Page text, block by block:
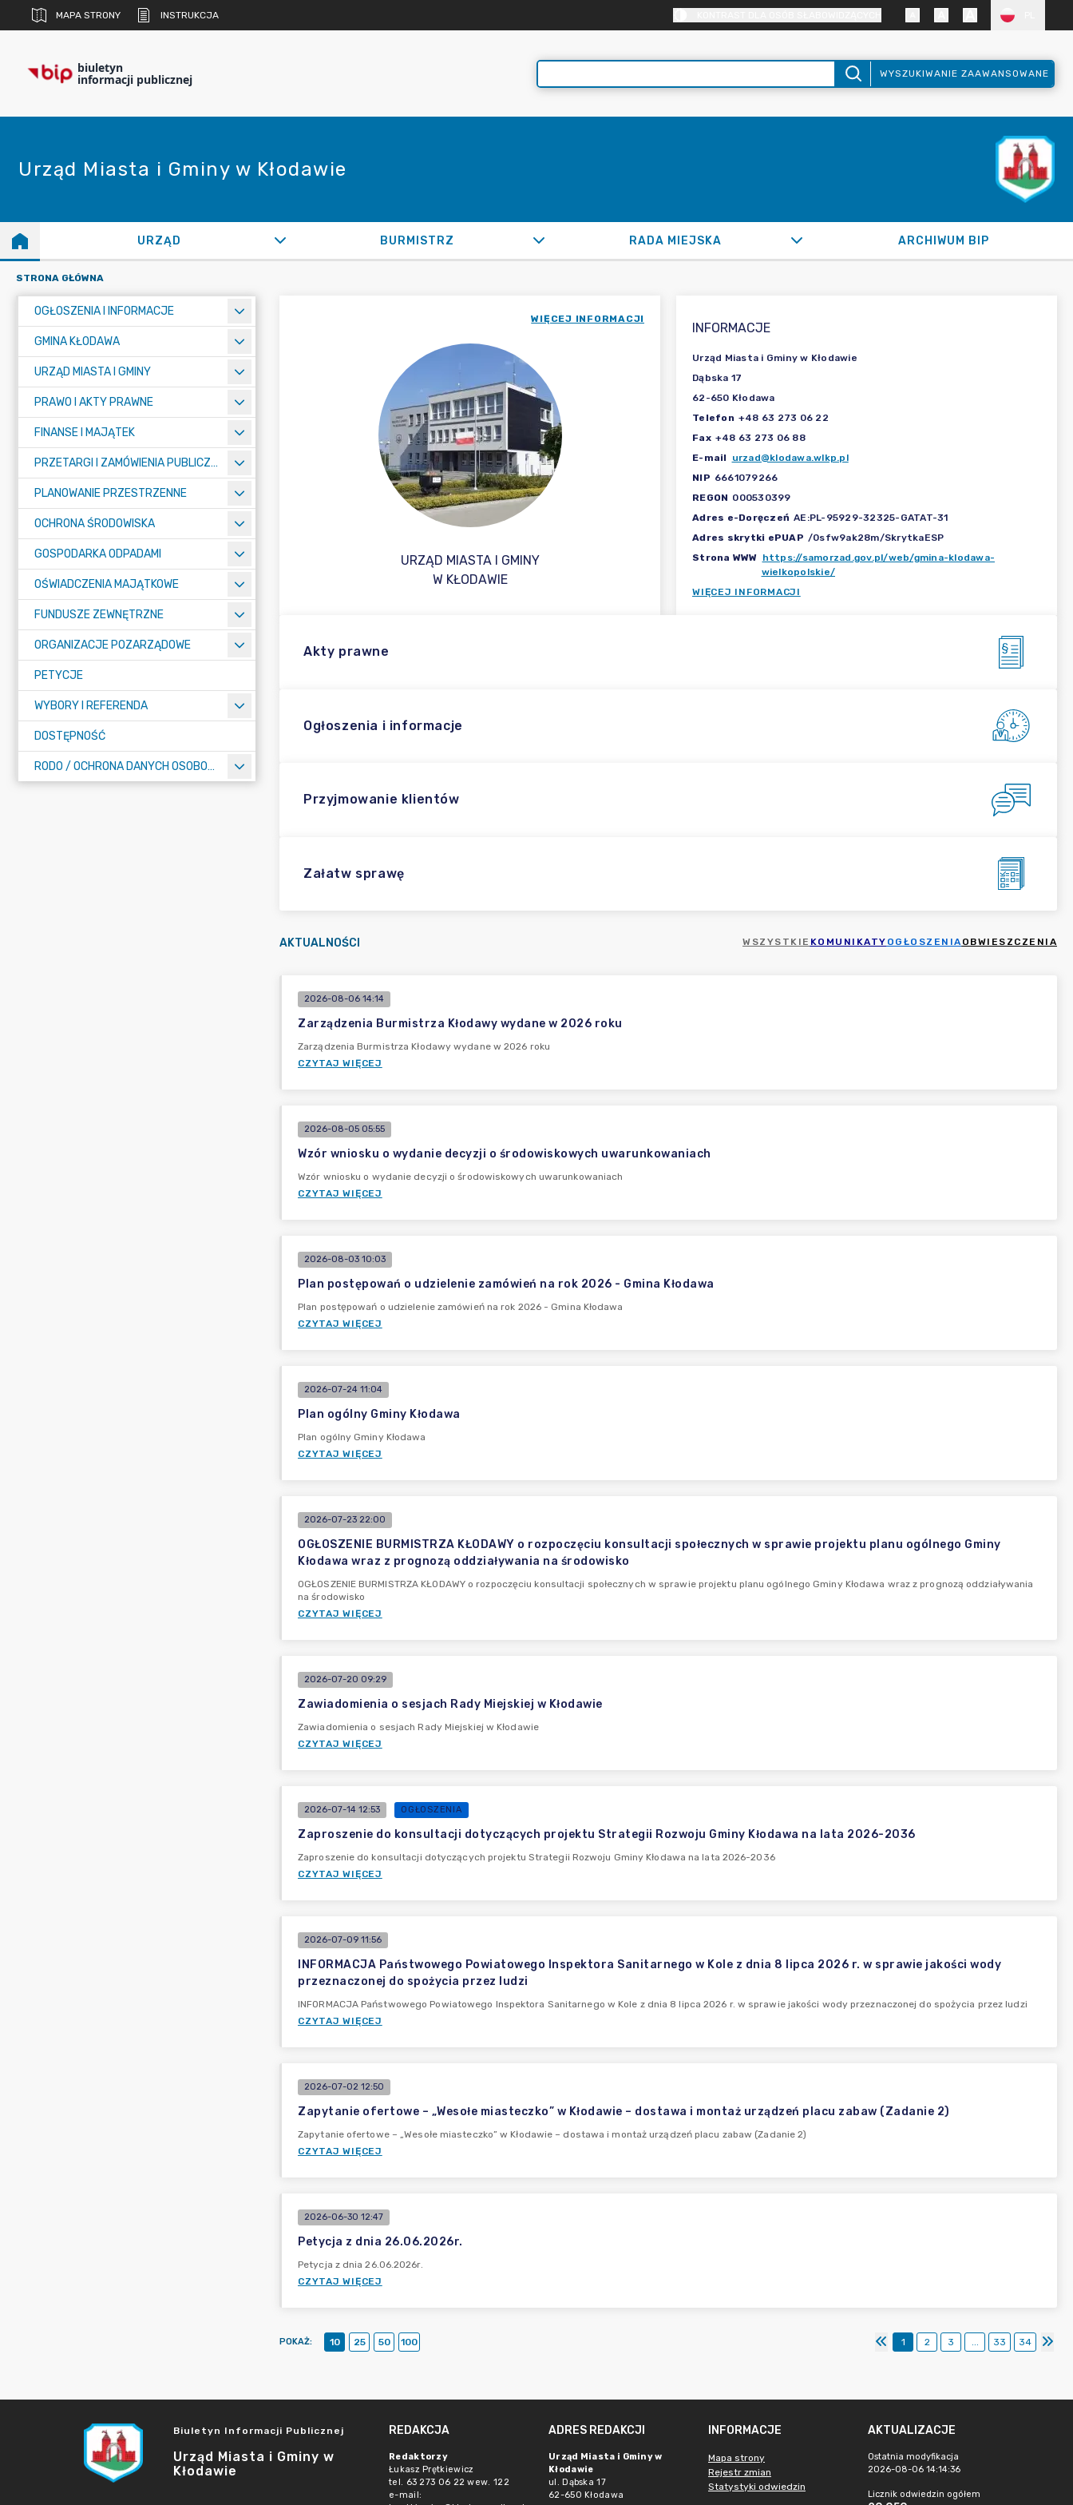
MAPA STRONY INSTRUKCJA
biuletyn
informacji publicznej WYSZUKIWANIE ZAAWANSOWANE
Urząd Miasta i Gminy w Kłodawie
URZĄD BURMISTRZ RADA MIEJSKA ARCHIWUM BIP
STRONA GŁÓWNA
OGŁOSZENIA I INFORMACJE
GMINA KŁODAWA
URZĄD MIASTA I GMINY
PRAWO I AKTY PRAWNE
FINANSE I MAJĄTEK
PRZETARGI I ZAMÓWIENIA PUBLICZNE
PLANOWANIE PRZESTRZENNE
OCHRONA ŚRODOWISKA
GOSPODARKA ODPADAMI
OŚWIADCZENIA MAJĄTKOWE
FUNDUSZE ZEWNĘTRZNE
ORGANIZACJE POZARZĄDOWE
PETYCJE
WYBORY I REFERENDA
DOSTĘPNOŚĆ
RODO / OCHRONA DANYCH OSOBOWYCH
URZĄD MIASTA I GMINY
WIĘCEJ INFORMACJI
W KŁODAWIE
INFORMACJE
Urząd Miasta i Gminy w Kłodawie
Dąbska 17
62-650 Kłodawa
Telefon +48 63 273 06 22
Fax +48 63 273 06 88
E-mail
urzad@klodawa.wlkp.pl
NIP 6661079266
REGON 000530399
Adres e-Doręczeń AE:PL-95929-32325-GATAT-31
Adres skrytki ePUAP /0sfw9ak28m/SkrytkaESP
Strona WWW https://samorzad.gov.pl/web/gmina-klodawa-
wielkopolskie/
WIĘCEJ INFORMACJI
Akty prawne
Ogłoszenia i informacje
Przyjmowanie klientów
Załatw sprawę
AKTUALNOŚCI WSZYSTKIE KOMUNIKATY OGŁOSZENIA OBWIESZCZENIA
2026-08-06 14:14
Zarządzenia Burmistrza Kłodawy wydane w 2026 roku
Zarządzenia Burmistrza Kłodawy wydane w 2026 roku
CZYTAJ WIĘCEJ
2026-08-05 05:55
Wzór wniosku o wydanie decyzji o środowiskowych uwarunkowaniach
Wzór wniosku o wydanie decyzji o środowiskowych uwarunkowaniach
CZYTAJ WIĘCEJ
2026-08-03 10:03
Plan postępowań o udzielenie zamówień na rok 2026 - Gmina Kłodawa
Plan postępowań o udzielenie zamówień na rok 2026 - Gmina Kłodawa
CZYTAJ WIĘCEJ
2026-07-24 11:04
Plan ogólny Gminy Kłodawa
Plan ogólny Gminy Kłodawa
CZYTAJ WIĘCEJ
2026-07-23 22:00
OGŁOSZENIE BURMISTRZA KŁODAWY o rozpoczęciu konsultacji społecznych w sprawie projektu planu ogólnego Gminy
Kłodawa wraz z prognozą oddziaływania na środowisko
OGŁOSZENIE BURMISTRZA KŁODAWY o rozpoczęciu konsultacji społecznych w sprawie projektu planu ogólnego Gminy Kłodawa wraz z prognozą oddziaływania
na środowisko
CZYTAJ WIĘCEJ
2026-07-20 09:29
Zawiadomienia o sesjach Rady Miejskiej w Kłodawie
Zawiadomienia o sesjach Rady Miejskiej w Kłodawie
CZYTAJ WIĘCEJ
2026-07-14 12:53 OGŁOSZENIA
Zaproszenie do konsultacji dotyczących projektu Strategii Rozwoju Gminy Kłodawa na lata 2026-2036
Zaproszenie do konsultacji dotyczących projektu Strategii Rozwoju Gminy Kłodawa na lata 2026-2036
CZYTAJ WIĘCEJ
2026-07-09 11:56
INFORMACJA Państwowego Powiatowego Inspektora Sanitarnego w Kole z dnia 8 lipca 2026 r. w sprawie jakości wody
przeznaczonej do spożycia przez ludzi
INFORMACJA Państwowego Powiatowego Inspektora Sanitarnego w Kole z dnia 8 lipca 2026 r. w sprawie jakości wody przeznaczonej do spożycia przez ludzi
CZYTAJ WIĘCEJ
2026-07-02 12:50
Zapytanie ofertowe – „Wesołe miasteczko” w Kłodawie – dostawa i montaż urządzeń placu zabaw (Zadanie 2)
Zapytanie ofertowe – „Wesołe miasteczko” w Kłodawie – dostawa i montaż urządzeń placu zabaw (Zadanie 2)
CZYTAJ WIĘCEJ
2026-06-30 12:47
Petycja z dnia 26.06.2026r.
Petycja z dnia 26.06.2026r.
CZYTAJ WIĘCEJ
POKAŻ: 10 25 50 100 1 2 3 ... 33 34
Biuletyn Informacji Publicznej
Urząd Miasta i Gminy w
Kłodawie
REDAKCJA
Redaktorzy
Łukasz Prętkiewicz
tel. 63 273 06 22 wew. 122
e-mail:
ADRES REDAKCJI
Urząd Miasta i Gminy w
Kłodawie
ul. Dąbska 17
62-650 Kłodawa
INFORMACJE
Mapa strony
Rejestr zmian
Statystyki odwiedzin
AKTUALIZACJE
Ostatnia modyfikacja
2026-08-06 14:14:36
Licznik odwiedzin ogółem